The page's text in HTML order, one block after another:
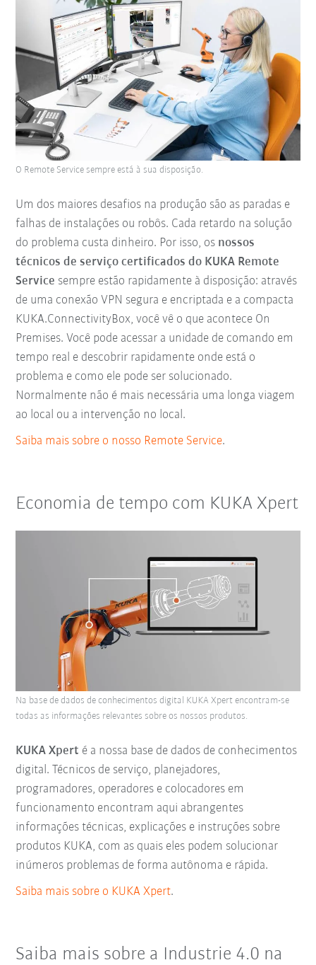
Um dos maiores desafios na produção são as paradas e
falhas de instalações ou robôs. Cada retardo na solução
do problema custa dinheiro. Por isso, os nossos
técnicos de serviço certificados do KUKA Remote
Service sempre estão rapidamente à disposição: através
de uma conexão VPN segura e encriptada e a compacta
KUKA.ConnectivityBox, você vê o que acontece On
Premises. Você pode acessar a unidade de comando em
tempo real e descobrir rapidamente onde está o
problema e como ele pode ser solucionado.
Normalmente não é mais necessária uma longa viagem
ao local ou a intervenção no local.
Saiba mais sobre o nosso Remote Service.
O Remote Service sempre está à sua disposição.
Economia de tempo com KUKA Xpert
KUKA Xpert é a nossa base de dados de conhecimentos
digital. Técnicos de serviço, planejadores,
programadores, operadores e colocadores em
funcionamento encontram aqui abrangentes
informações técnicas, explicações e instruções sobre
produtos KUKA, com as quais eles podem solucionar
inúmeros problemas de forma autônoma e rápida.
Saiba mais sobre o KUKA Xpert.
Na base de dados de conhecimentos digital KUKA Xpert encontram-se
todas as informações relevantes sobre os nossos produtos.
Saiba mais sobre a Industrie 4.0 na